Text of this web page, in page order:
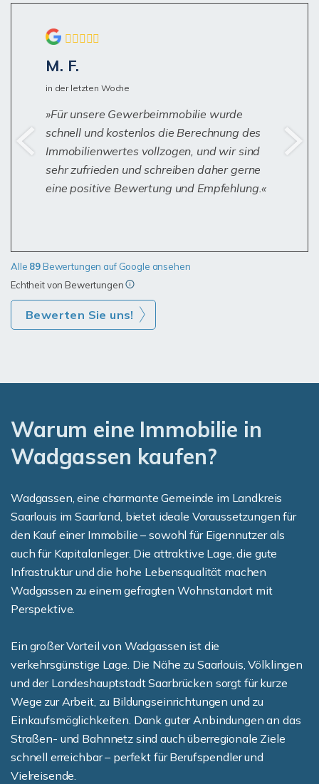
M. F.
in der letzten Woche
Für unsere Gewerbeimmobilie wurde
schnell und kostenlos die Berechnung des
Immobilienwertes vollzogen, und wir sind
sehr zufrieden und schreiben daher gerne
eine positive Bewertung und Empfehlung.
Alle 89 Bewertungen auf Google ansehen
Echtheit von Bewertungen
Bewerten Sie uns!
Warum eine Immobilie in
Wadgassen kaufen?
Wadgassen, eine charmante Gemeinde im Landkreis
Saarlouis im Saarland, bietet ideale Voraussetzungen für
den Kauf einer Immobilie – sowohl für Eigennutzer als
auch für Kapitalanleger. Die attraktive Lage, die gute
Infrastruktur und die hohe Lebensqualität machen
Wadgassen zu einem gefragten Wohnstandort mit
Perspektive.
Ein großer Vorteil von Wadgassen ist die
verkehrsgünstige Lage. Die Nähe zu Saarlouis, Völklingen
und der Landeshauptstadt Saarbrücken sorgt für kurze
Wege zur Arbeit, zu Bildungseinrichtungen und zu
Einkaufsmöglichkeiten. Dank guter Anbindungen an das
Straßen- und Bahnnetz sind auch überregionale Ziele
schnell erreichbar – perfekt für Berufspendler und
Vielreisende.